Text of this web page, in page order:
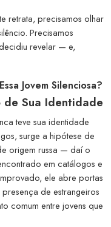
retrata, precisamos olhar
Precisamos
revelar — e,
Jovem Silenciosa?
Sua Identidade
teve sua identidade
surge a hipótese de
origem russa — daí o
em catálogos e
ele abre portas
de estrangeiros
comum entre jovens que